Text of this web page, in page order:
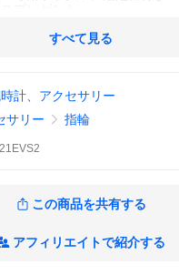
送させていただきます。
でロイヤル・アッシャー
。
お問い合わせください。
390
すべて見る
計、アクセサリー
サリー
指輪
この商品を共有する
アフィリエイトで紹介する